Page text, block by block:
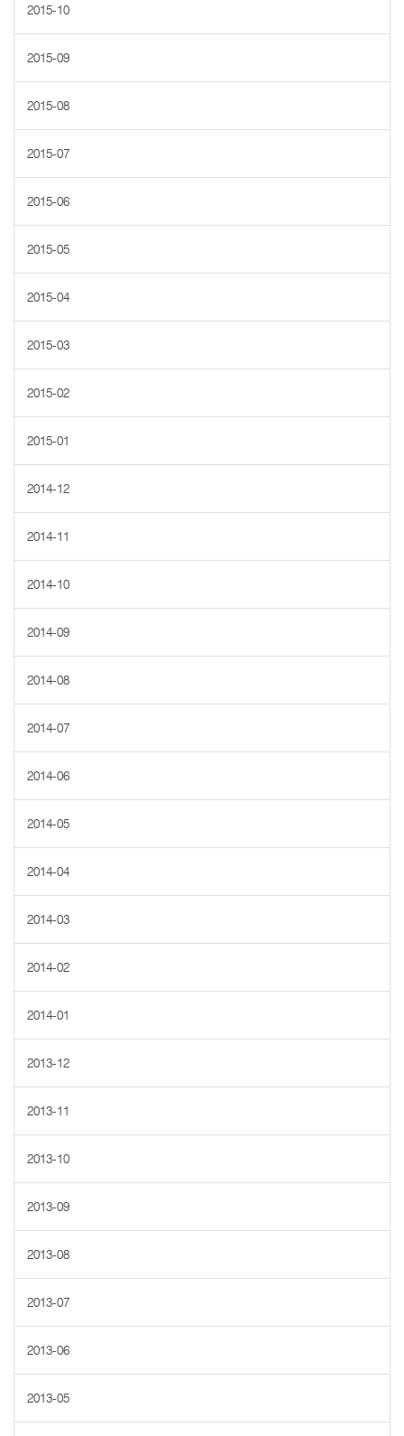
2015-10
2015-09
2015-08
2015-07
2015-06
2015-05
2015-04
2015-03
2015-02
2015-01
2014-12
2014-11
2014-10
2014-09
2014-08
2014-07
2014-06
2014-05
2014-04
2014-03
2014-02
2014-01
2013-12
2013-11
2013-10
2013-09
2013-08
2013-07
2013-06
2013-05